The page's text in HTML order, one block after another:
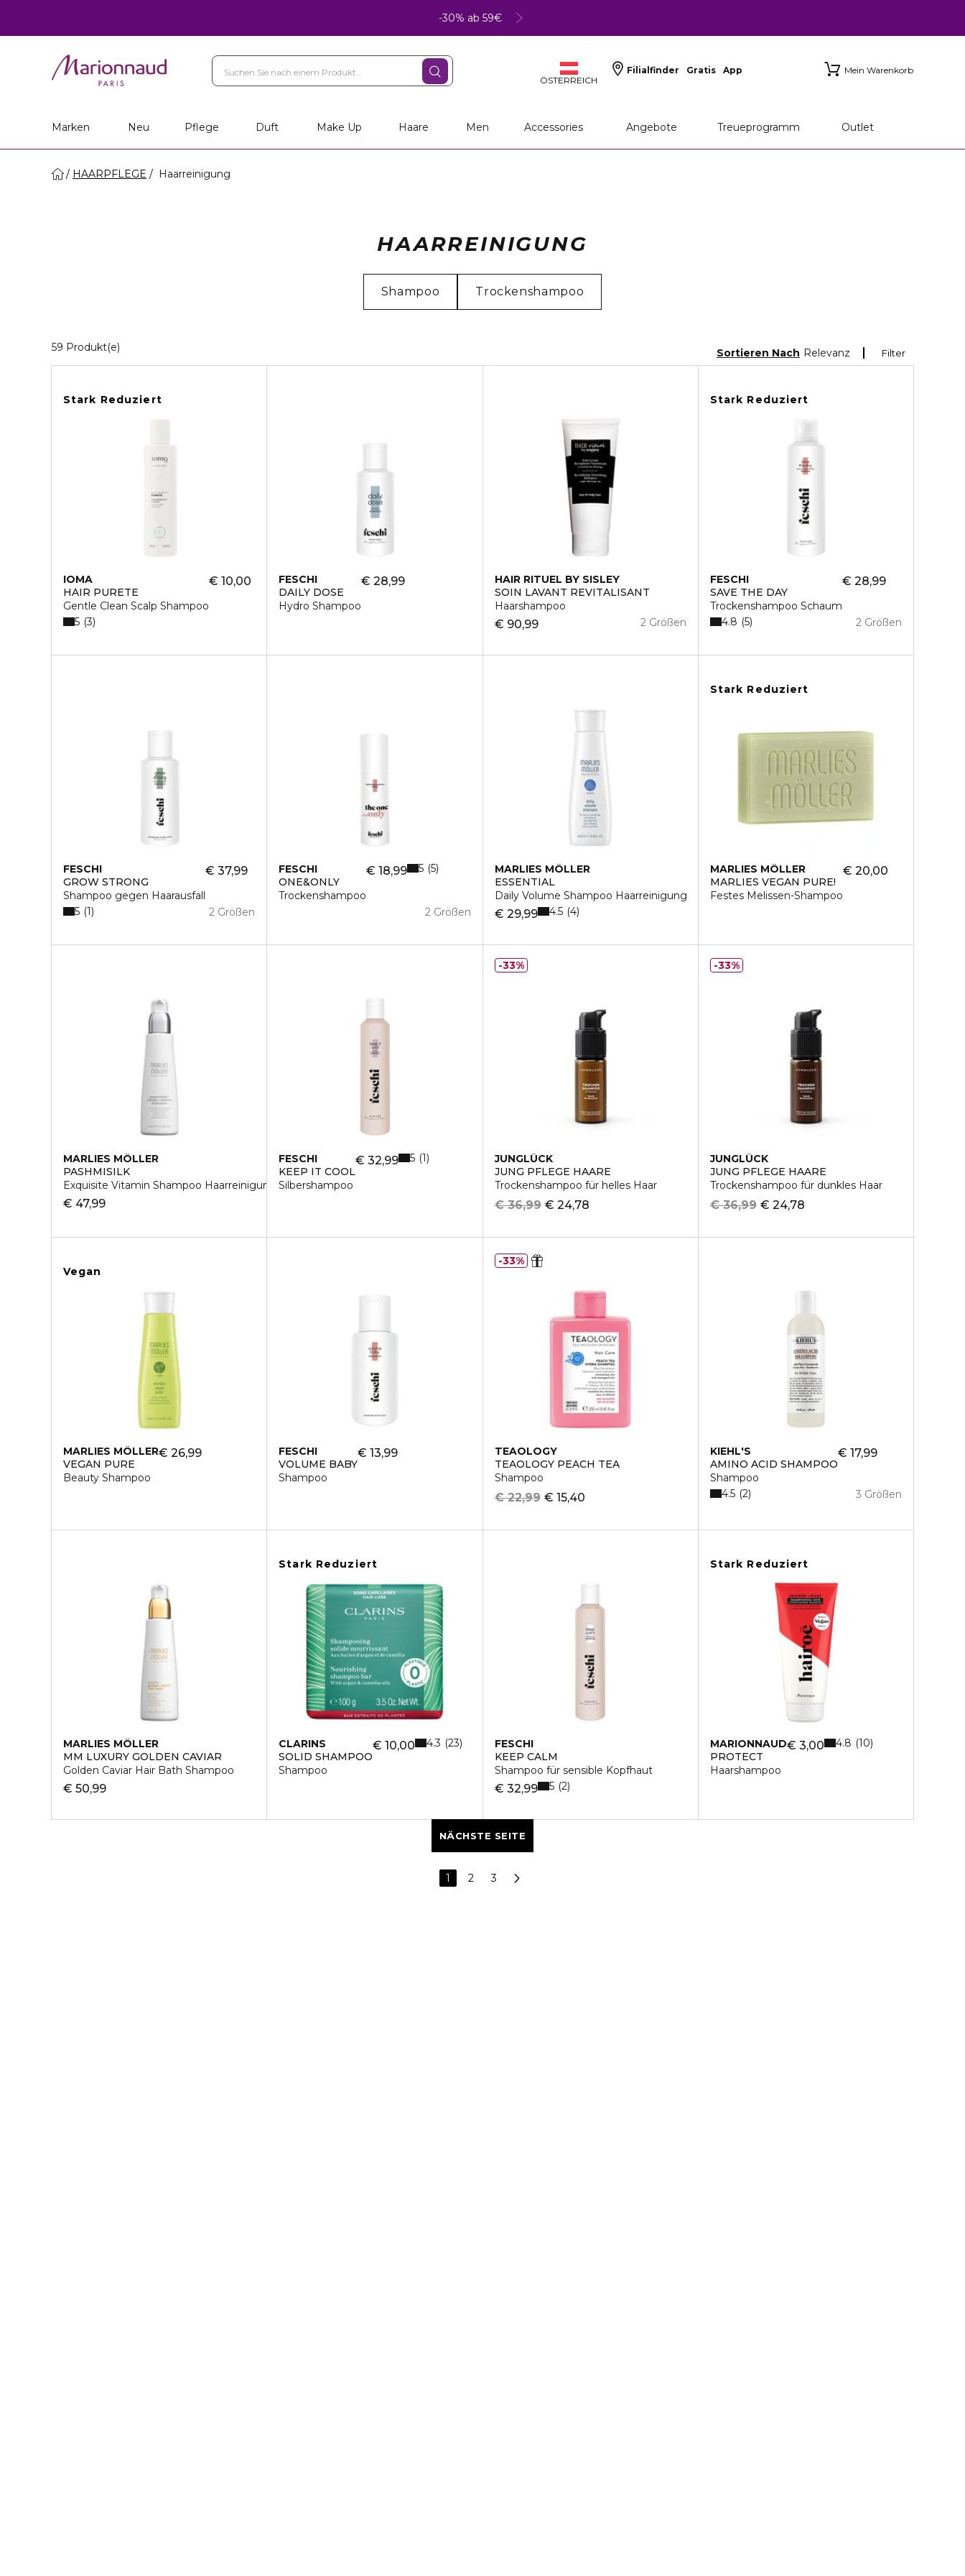
-30% ab 59€
ÖSTERREICH
Filialfinder Gratis App Mein Warenkorb
Marken Neu Pflege Duft Make Up Haare Men Accessories Angebote Treueprogramm Outlet
HAARPFLEGE Haarreinigung
HAARREINIGUNG
Shampoo Trockenshampoo
59 Produkt(e) Filter
Sortieren Nach Relevanz
Stark Reduziert
IOMA
HAIR PURETE
Gentle Clean Scalp Shampoo
€ 10,00
5 3
FESCHI
DAILY DOSE
Hydro Shampoo
€ 28,99
HAIR RITUEL BY SISLEY
SOIN LAVANT REVITALISANT
Haarshampoo
€ 90,99 2 Größen
Stark Reduziert
FESCHI
SAVE THE DAY
Trockenshampoo Schaum
€ 28,99
2 Größen
4.8 5
FESCHI
GROW STRONG
Shampoo gegen Haarausfall
€ 37,99
2 Größen
5 1
FESCHI
ONE&ONLY
Trockenshampoo
€ 18,99
2 Größen
5 5
MARLIES MÖLLER
ESSENTIAL
Daily Volume Shampoo Haarreinigung
€ 29,99 4.5 4
Stark Reduziert
MARLIES MÖLLER
MARLIES VEGAN PURE!
Festes Melissen-Shampoo
€ 20,00
MARLIES MÖLLER
PASHMISILK
Exquisite Vitamin Shampoo Haarreinigung
€ 47,99
FESCHI
KEEP IT COOL
Silbershampoo
€ 32,99 5 1
JUNGLÜCK
JUNG PFLEGE HAARE
Trockenshampoo für helles Haar
€ 24,78
€ 36,99
33%
JUNGLÜCK
JUNG PFLEGE HAARE
Trockenshampoo für dunkles Haar
€ 24,78
€ 36,99
33%
Vegan
MARLIES MÖLLER
VEGAN PURE
Beauty Shampoo
€ 26,99
FESCHI
VOLUME BABY
Shampoo
€ 13,99
TEAOLOGY
TEAOLOGY PEACH TEA
Shampoo
€ 15,40
€ 22,99
33%
KIEHL'S
AMINO ACID SHAMPOO
Shampoo
€ 17,99
3 Größen
4.5 2
MARLIES MÖLLER
MM LUXURY GOLDEN CAVIAR
Golden Caviar Hair Bath Shampoo
€ 50,99
Stark Reduziert
CLARINS
SOLID SHAMPOO
Shampoo
€ 10,00 4.3 23
FESCHI
KEEP CALM
Shampoo für sensible Kopfhaut
€ 32,99 5 2
Stark Reduziert
MARIONNAUD
PROTECT
Haarshampoo
€ 3,00 4.8 10
NÄCHSTE SEITE
1 2 3